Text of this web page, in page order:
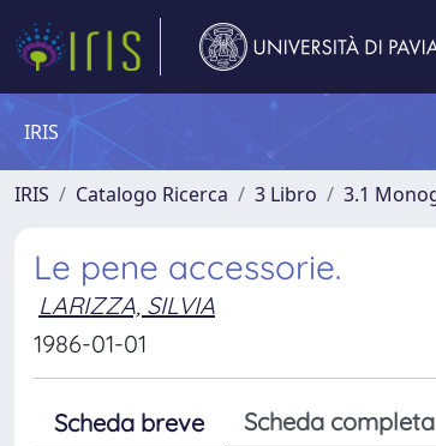
IRIS
IRIS Catalogo Ricerca 3 Libro 3.1
Le pene accessorie.
LARIZZA, SILVIA
1986-01-01
Scheda breve Scheda completa